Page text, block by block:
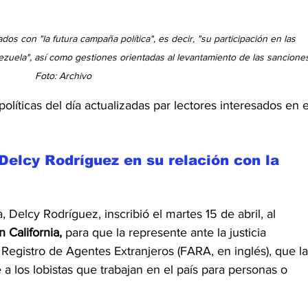
con "la futura campaña política", es decir, "su participación en las
así como gestiones orientadas al levantamiento de las
Foto: Archivo
del día actualizadas par lectores interesados en
Rodríguez en su relación con la
Delcy Rodríguez, inscribió el martes 15 de abril, al
California, para que la represente ante la justicia
de Agentes Extranjeros (FARA, en inglés), que la
los lobistas que trabajan en el país para personas o